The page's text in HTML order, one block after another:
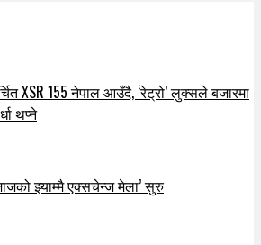
XSR 155 नेपाल आउँदै, ‘रेट्रो’ लुक्सले बजारमा
थप्ने
झ्याम्मै एक्सचेन्ज मेला’ सुरु